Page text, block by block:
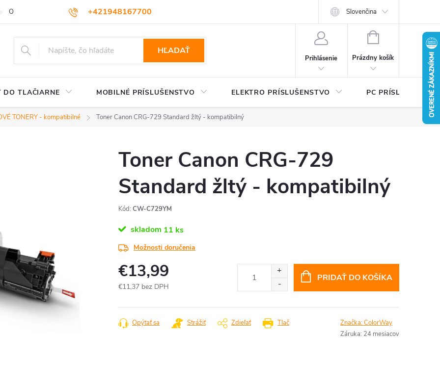
+421948167700
podpora@colorway.sk
OBCHODNÉ PODMIENKY VEĽKOOBCHOD Písalo sa o nás
Slovenčina
HĽADAŤ
Prihlásenie
NÁKUPNÝ
Prázdny košík
DO TLAČIARNE MOBILNÉ PRÍSLUŠENSTVO ELEKTRO PRÍSLUŠENSTVO PC
TONERY - kompatibilné Toner Canon CRG-729 Standard žltý - kompatibilný
Toner Canon CRG-729
Standard žltý - kompatibilný
Kód: CW-C729YM
skladom 11 ks
Možnosti doručenia
€13,99
€11,37 bez DPH
cena:
PRIDAŤ DO KOŠÍKA
Tlač
Opýtať sa Strážiť Zdieľať Značka:ColorWay
Záruka: 24 mesiacov